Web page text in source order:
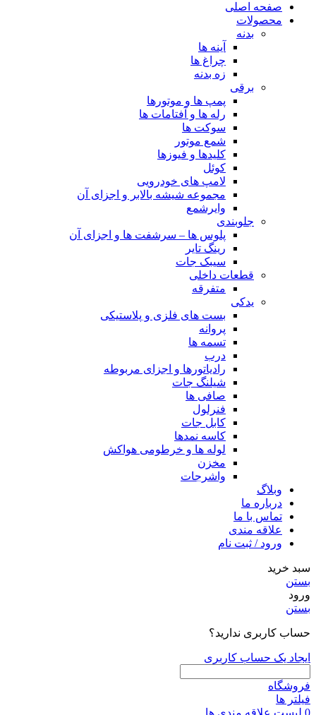
صفحه اصلی
محصولات
بدنه
آینه ها
چراغ ها
زه بدنه
برقی
پمپ ها و موتورها
رله ها و آفتامات ها
سوکت ها
شمع موتور
کلیدها و فیوزها
کوئل
لامپ های خودرویی
مجموعه شیشه بالابر و اجزای آن
وایرشمع
جلوبندی
پلوس ها – سرشفت ها و اجزای آن
رینگ تایر
سیبک جات
قطعات داخلی
متفرقه
یدکی
بست های فلزی و پلاستیکی
پروانه
تسمه ها
درب
رادیاتورها و اجزای مربوطه
شیلنگ جات
صافی ها
فنرلول
کابل جات
کاسه نمدها
لوله ها و خرطومی هواکش
مخزن
واشرجات
وبلاگ
درباره ما
تماس با ما
علاقه مندی
ورود / ثبت نام
سبد خرید
بستن
ورود
بستن
حساب کاربری ندارید؟
ایجاد یک حساب کاربری
فروشگاه
فیلتر ها